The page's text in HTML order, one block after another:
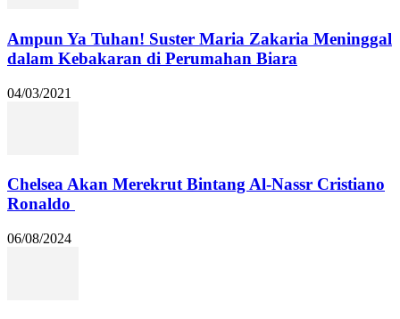
Ampun Ya Tuhan! Suster Maria Zakaria Meninggal
dalam Kebakaran di Perumahan Biara
04/03/2021
Chelsea Akan Merekrut Bintang Al-Nassr Cristiano
Ronaldo
06/08/2024